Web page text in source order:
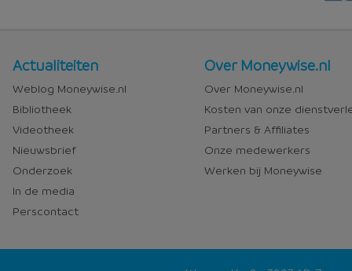
Nieuws
en
media
Actualiteiten
Weblog Moneywise.nl
Bibliotheek
Videotheek
Nieuwsbrief
Onderzoek
In de media
Perscontact
Over
Moneywise
Over Moneywise.nl
Over Moneywise.nl
Kosten van onze
Partners & Affiliates
Onze medewerkers
Werken bij Moneywise